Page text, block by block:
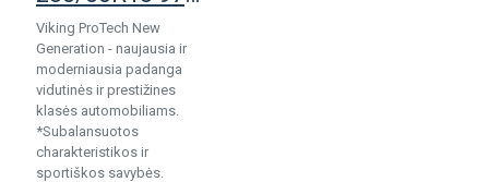
Viking ProTech New
Generation - naujausia ir
moderniausia padanga
vidutinės ir prestižines
klasės automobiliams.
*Subalansuotos
charakteristikos ir
sportiškos savybės.